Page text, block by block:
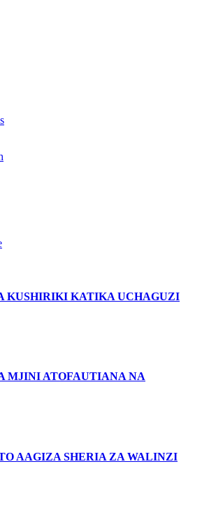
KUSHIRIKI KATIKA UCHAGUZI
MJINI ATOFAUTIANA NA
AAGIZA SHERIA ZA WALINZI